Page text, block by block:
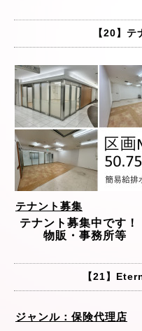
【20】テ
テナント募集
テナント募集中です！
物販・事務所等
【21】
ジャンル：保険代理店